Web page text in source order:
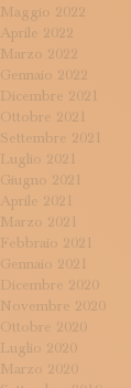
Maggio 2022
Aprile 2022
Marzo 2022
Gennaio 2022
Dicembre 2021
Ottobre 2021
Settembre 2021
Luglio 2021
Giugno 2021
Aprile 2021
Marzo 2021
Febbraio 2021
Gennaio 2021
Dicembre 2020
Novembre 2020
Ottobre 2020
Luglio 2020
Marzo 2020